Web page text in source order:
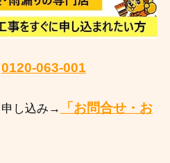
0120-063-001
申し込み→
「お問合せ・お